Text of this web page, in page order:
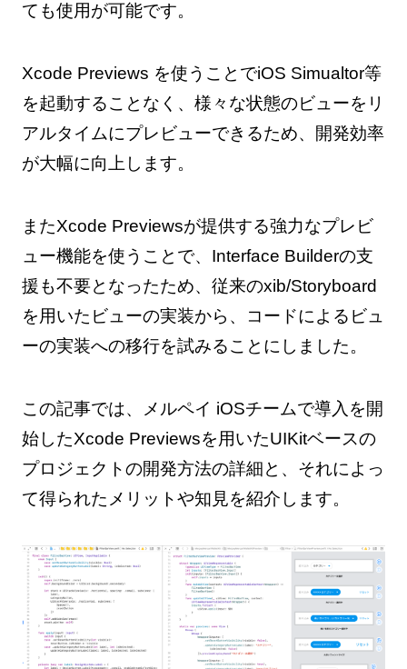
ても使用が可能です。
Xcode Previews を使うことでiOS Simualtor等
を起動することなく、様々な状態のビューをリ
アルタイムにプレビューできるため、開発効率
が大幅に向上します。
またXcode Previewsが提供する強力なプレビ
ュー機能を使うことで、Interface Builderの支
援も不要となったため、従来のxib/Storyboard
を用いたビューの実装から、コードによるビュ
ーの実装への移行を試みることにしました。
この記事では、メルペイ iOSチームで導入を開
始したXcode Previewsを用いたUIKitベースの
プロジェクトの開発方法の詳細と、それによっ
て得られたメリットや知見を紹介します。